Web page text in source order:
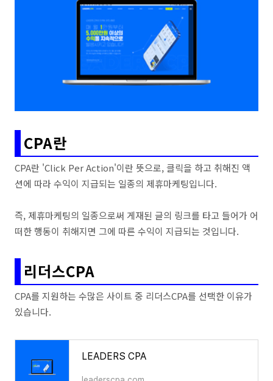
CPA란
CPA란 'Click Per Action'이란 뜻으로, 클릭을 하고 취해진 액
션에 따라 수익이 지급되는 일종의 제휴마케팅입니다.
즉, 제휴마케팅의 일종으로써 게재된 글의 링크를 타고 들어가 어
떠한 행동이 취해지면 그에 따른 수익이 지급되는 것입니다.
리더스CPA
CPA를 지원하는 수많은 사이트 중 리더스CPA를 선택한 이유가
있습니다.
LEADERS CPA